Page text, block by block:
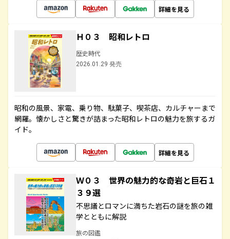
詳細を見る
Ｈ０３ 昭和レトロ
歴史時代
2026.01.29 発売
昭和の風景、家電、乗り物、駄菓子、喫茶店、カルチャーまで
網羅。懐かしさと驚きが詰まった昭和レトロの魅力を旅するガ
イド。
詳細を見る
Ｗ０３ 世界の魅力的な奇岩と巨石１
３９選
不思議とロマンに満ちた岩石の謎を旅の雑
学とともに解説
旅の図鑑